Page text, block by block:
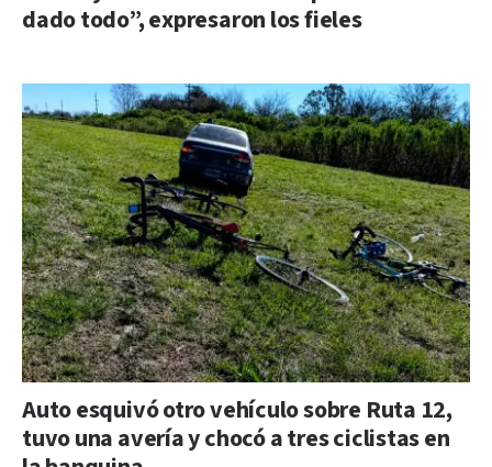
dado todo”, expresaron los fieles
Auto esquivó otro vehículo sobre Ruta 12,
tuvo una avería y chocó a tres ciclistas en